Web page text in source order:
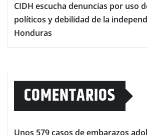
CIDH escucha denuncias por uso
políticos y debilidad de la
Honduras
COMENTARIOS
Unos 579 casos de embarazos